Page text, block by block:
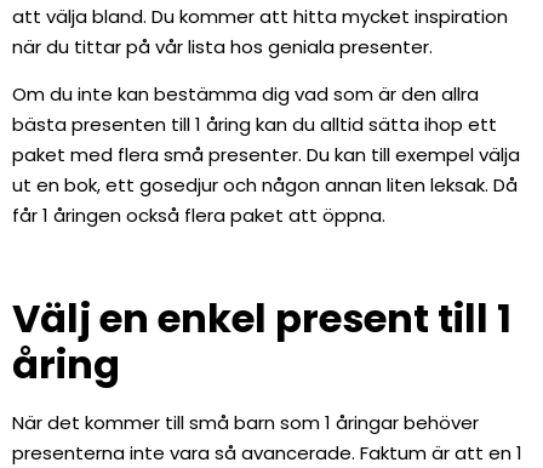
att välja bland. Du kommer att hitta mycket inspiration
när du tittar på vår lista hos geniala presenter.
Om du inte kan bestämma dig vad som är den allra
bästa presenten till 1 åring kan du alltid sätta ihop ett
paket med flera små presenter. Du kan till exempel välja
ut en bok, ett gosedjur och någon annan liten leksak. Då
får 1 åringen också flera paket att öppna.
Välj en enkel present till 1
åring
När det kommer till små barn som 1 åringar behöver
presenterna inte vara så avancerade. Faktum är att en 1